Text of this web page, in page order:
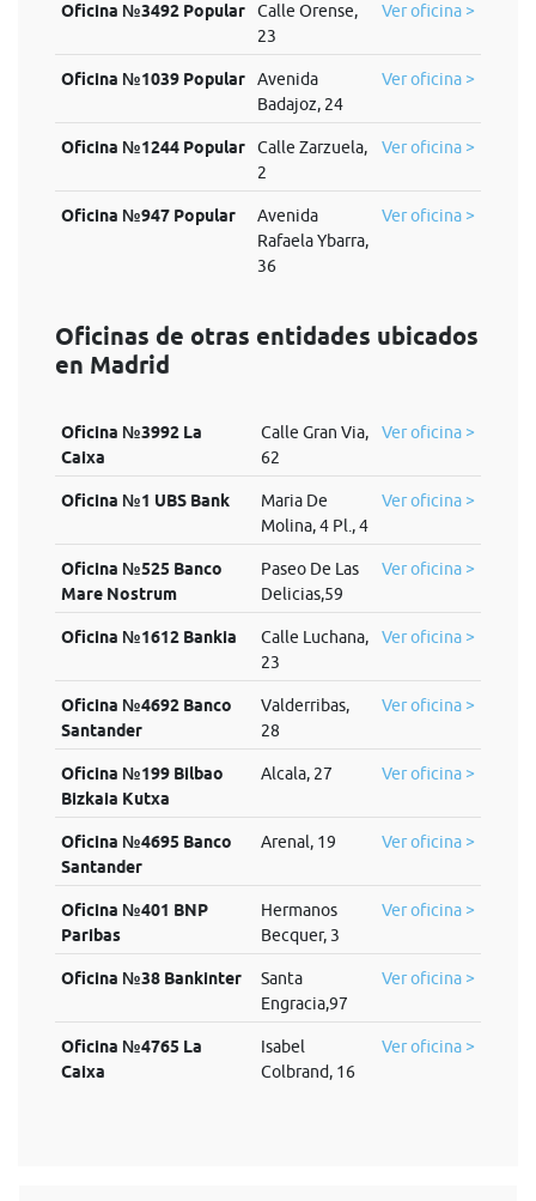
Oficina №3492 Popular
Calle Orense,
23
Ver oficina >
Oficina №1039 Popular
Avenida
Badajoz, 24
Ver oficina >
Oficina №1244 Popular
Calle Zarzuela,
2
Ver oficina >
Oficina №947 Popular
Avenida
Rafaela Ybarra,
36
Ver oficina >
Oficinas de otras entidades ubicados
en Madrid
Oficina №3992 La
Caixa
Calle Gran Via,
62
Ver oficina >
Oficina №1 UBS Bank
Maria De
Molina, 4 Pl., 4
Ver oficina >
Oficina №525 Banco
Mare Nostrum
Paseo De Las
Delicias,59
Ver oficina >
Oficina №1612 Bankia
Calle Luchana,
23
Ver oficina >
Oficina №4692 Banco
Santander
Valderribas,
28
Ver oficina >
Oficina №199 Bilbao
Bizkaia Kutxa
Alcala, 27 Ver oficina >
Oficina №4695 Banco
Santander
Arenal, 19 Ver oficina >
Oficina №401 BNP
Paribas
Hermanos
Becquer, 3
Ver oficina >
Oficina №38 Bankinter
Santa
Engracia,97
Ver oficina >
Oficina №4765 La
Caixa
Isabel
Colbrand, 16
Ver oficina >